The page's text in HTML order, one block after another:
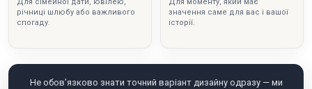
Для сімейної дати, ювілею,
річниці шлюбу або важливого
спогаду.
Для моменту, який має
значення саме для вас і вашої
історії.
Не обов’язково знати точний варіант дизайну одразу — ми